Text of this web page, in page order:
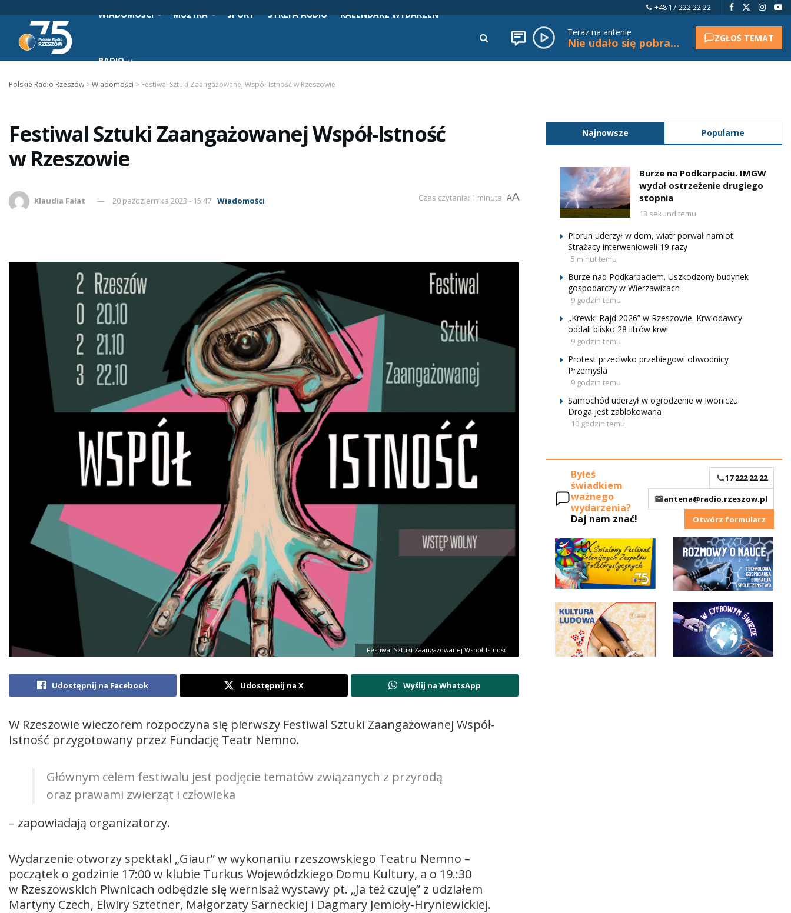
+48 17 222 22 22
WIADOMOŚCI MUZYKA SPORT STREFA AUDIO KALENDARZ WYDARZEŃ
RADIO
Teraz na antenie
Nie udało się pobrać tytułu. ZGŁOŚ TEMAT
Polskie Radio Rzeszów >Wiadomości > Festiwal Sztuki Zaangażowanej Współ-Istność w Rzeszowie
Festiwal Sztuki Zaangażowanej Współ-Istność
w Rzeszowie
Klaudia Fałat 20 października 2023 - 15:47 Wiadomości Czas czytania: 1 minuta AA
Festiwal Sztuki Zaangażowanej Współ-Istność
Udostępnij na Facebook Udostępnij na X Wyślij na WhatsApp
W Rzeszowie wieczorem rozpoczyna się pierwszy Festiwal Sztuki Zaangażowanej Współ-
Istność przygotowany przez Fundację Teatr Nemno.
Głównym celem festiwalu jest podjęcie tematów związanych z przyrodą
oraz prawami zwierząt i człowieka
– zapowiadają organizatorzy.
Wydarzenie otworzy spektakl „Giaur” w wykonaniu rzeszowskiego Teatru Nemno –
początek o godzinie 17:00 w klubie Turkus Wojewódzkiego Domu Kultury, a o 19.:30
w Rzeszowskich Piwnicach odbędzie się wernisaż wystawy pt. „Ja też czuję” z udziałem
Martyny Czech, Elwiry Sztetner, Małgorzaty Sarneckiej i Dagmary Jemioły-Hryniewickiej.
Najnowsze Popularne
Burze na Podkarpaciu. IMGW
wydał ostrzeżenie drugiego
stopnia
13 sekund temu
Piorun uderzył w dom, wiatr porwał namiot.
Strażacy interweniowali 19 razy
5 minut temu
Burze nad Podkarpaciem. Uszkodzony budynek
gospodarczy w Wierzawicach
9 godzin temu
„Krewki Rajd 2026” w Rzeszowie. Krwiodawcy
oddali blisko 28 litrów krwi
9 godzin temu
Protest przeciwko przebiegowi obwodnicy
Przemyśla
9 godzin temu
Samochód uderzył w ogrodzenie w Iwoniczu.
Droga jest zablokowana
10 godzin temu
Byłeś
świadkiem
ważnego
wydarzenia?
Daj nam znać!
17 222 22 22
antena@radio.rzeszow.pl
Otwórz formularz